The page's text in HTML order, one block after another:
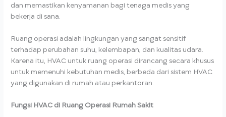
dan memastikan kenyamanan bagi tenaga medis yang
bekerja di sana.
Ruang operasi adalah lingkungan yang sangat sensitif
terhadap perubahan suhu, kelembapan, dan kualitas udara.
Karena itu, HVAC untuk ruang operasi dirancang secara khusus
untuk memenuhi kebutuhan medis, berbeda dari sistem HVAC
yang digunakan di rumah atau perkantoran.
Fungsi HVAC di Ruang Operasi Rumah Sakit